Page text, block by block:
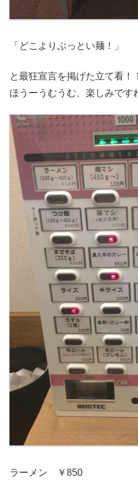
「どこよりぶっとい麺！」
と最狂宣言を掲げた立て看！
ほうーうむうむ、楽しみです
ラーメン ￥850